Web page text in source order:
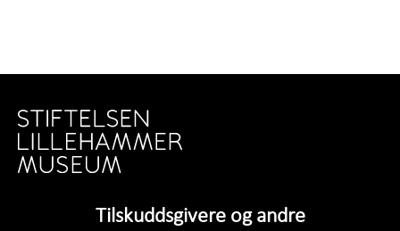
Tilskuddsgivere og andre